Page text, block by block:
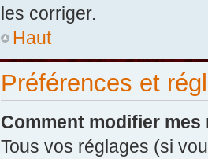
les corriger.
Haut
Préférences et
Comment modifier mes
Tous vos réglages (si